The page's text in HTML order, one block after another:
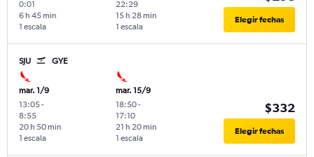
0:01
1 escala
6 h 45 min
22:29
1 escala
15 h 28 min Elegir fechas
SJU GYE
mar. 1/9
13:05-
8:55
1 escala
20 h 50 min
mar. 15/9
18:50-
17:10
1 escala
21 h 20 min
$332
Elegir fechas